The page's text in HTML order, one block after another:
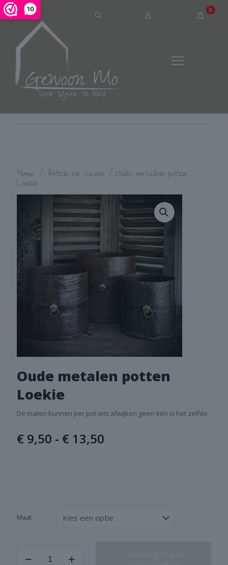
10 0
Home / Potten en Vazen /Oude metalen potten
Loekie
Oude metalen potten
Loekie
De maten kunnen per pot iets afwijken geen één is het zelfde.
€ 9,50 - € 13,50
Maat
metalen